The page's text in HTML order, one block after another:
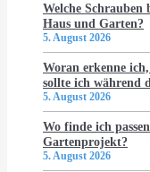
Welche
Haus und Garten?
5. August 2026
Woran erkenne
sollte ich während
5. August 2026
Wo finde ich
Gartenprojekt?
5. August 2026